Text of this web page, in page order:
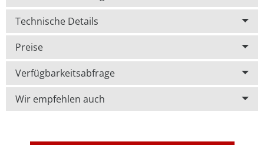
Technische Details
Preise
Verfügbarkeitsabfrage
Wir empfehlen auch